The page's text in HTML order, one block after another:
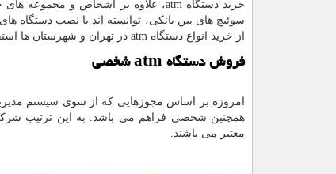
خرید دستگاهatm، علاوه بر اشخاص و مجموعه های
سوئیچ های بین بانکی، توانسته اند با نصب دستگاه
از خرید انواع دستگاه atm در تهران و شهرستان ها
فروش دستگاهatmشخصی
امروزه بر اساس مجوزهایی که از سوی سیستم
همچنین شخصی فراهم می باشد. به این ترتیب شرکت
معتبر می باشند.